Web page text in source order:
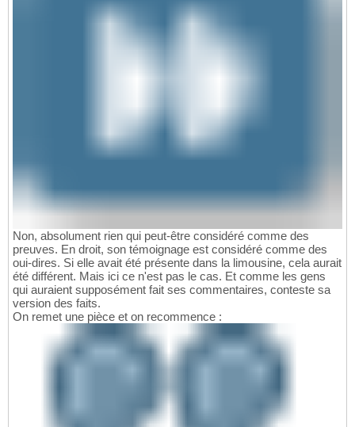
Non, absolument rien qui peut-être considéré comme des
preuves. En droit, son témoignage est considéré comme des
oui-dires. Si elle avait été présente dans la limousine, cela aurait
été différent. Mais ici ce n'est pas le cas. Et comme les gens
qui auraient supposément fait ses commentaires, conteste sa
version des faits.
On remet une pièce et on recommence :